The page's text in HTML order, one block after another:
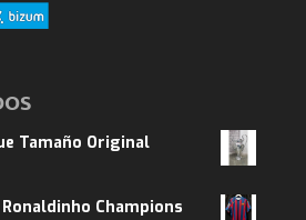
Tamaño Original
Champions